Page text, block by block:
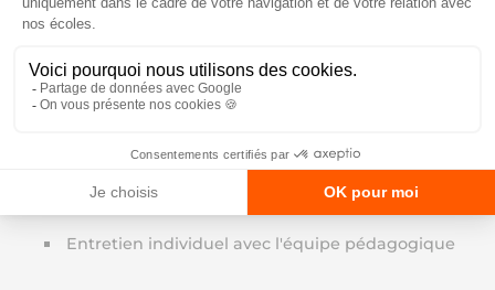
L'intégration de la formation se fait en quatre
étapes :
Dépôt d'un dossier de candidature complet et
motivé
artistiques personnels (dessins, croquis, projets…)
Tests d'aptitudes écrits
Entretien individuel avec l'équipe pédagogique